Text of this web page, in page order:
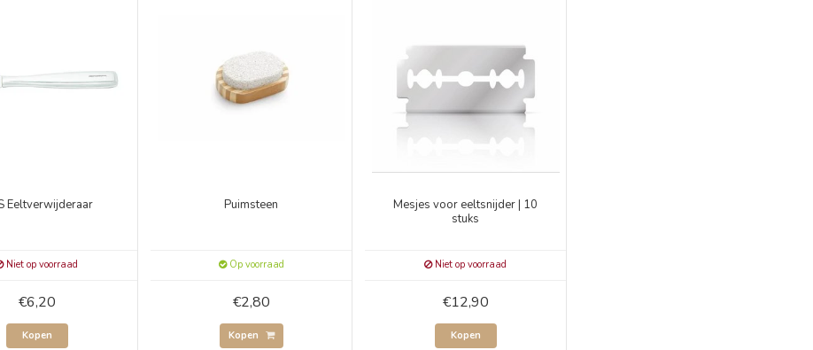
Eeltverwijderaar
Niet op voorraad
€6,20
Kopen
Puimsteen
Op voorraad
€2,80
Kopen
Mesjes voor eeltsnijder | 10
stuks
Niet op voorraad
€12,90
Kopen